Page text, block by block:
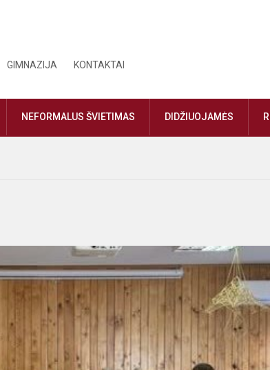
GIMNAZIJA KONTAKTAI
NEFORMALUS ŠVIETIMAS DIDŽIUOJAMĖS